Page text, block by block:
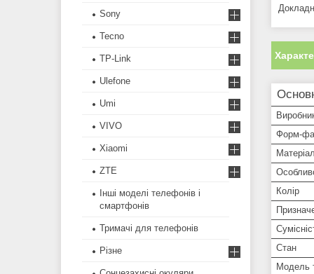
Форм-
Колір
Стан
Модель
Sony
Tecno
TP-Link
Ulefone
Umi
VIVO
Xiaomi
ZTE
Інші моделі телефонів і
смартфонів
Тримачі для телефонів
Різне